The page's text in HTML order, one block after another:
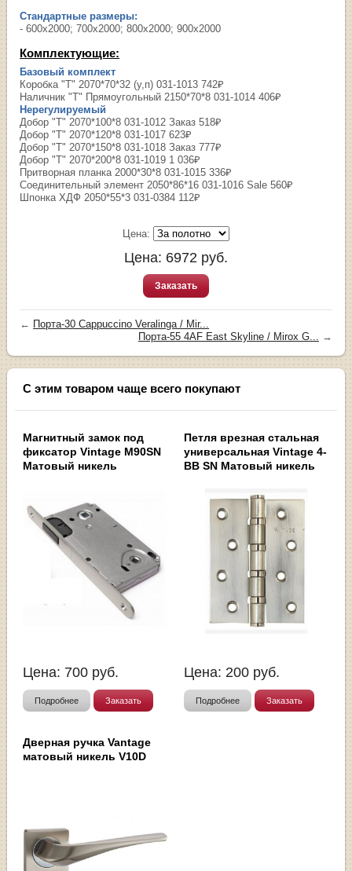
Стандартные размеры:
- 600х2000; 700х2000; 800х2000; 900х2000
Комплектующие:
Базовый комплект
Коробка "Т" 2070*70*32 (у,п) 031-1013 742₽
Наличник "Т" Прямоугольный 2150*70*8 031-1014 406₽
Нерегулируемый
Добор "Т" 2070*100*8 031-1012 Заказ 518₽
Добор "Т" 2070*120*8 031-1017 623₽
Добор "Т" 2070*150*8 031-1018 Заказ 777₽
Добор "Т" 2070*200*8 031-1019 1 036₽
Притворная планка 2000*30*8 031-1015 336₽
Соединительный элемент 2050*86*16 031-1016 Sale 560₽
Шпонка ХДФ 2050*55*3 031-0384 112₽
Цена:
Цена: 6972 руб.
Заказать
← Порта-30 Cappuccino Veralinga / Mir...
Порта-55 4AF East Skyline / Mirox G... →
С этим товаром чаще всего покупают
Магнитный замок под
фиксатор Vintage M90SN
Матовый никель
Цена: 700 руб.
Подробнее Заказать
Петля врезная стальная
универсальная Vintage 4-
BB SN Матовый никель
Цена: 200 руб.
Подробнее Заказать
Дверная ручка Vantage
матовый никель V10D